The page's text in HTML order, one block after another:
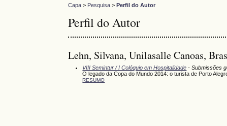
Capa > Pesquisa >Perfil do Autor
Perfil do Autor
Lehn, Silvana, Unilasalle Canoas,
VIII Semintur / I Colóquio em Hospitalidade - Submissões
O legado da Copa do Mundo 2014: o turista de Porto
RESUMO